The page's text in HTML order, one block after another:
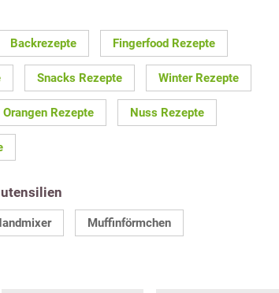
Backrezepte Fingerfood Rezepte
Snacks Rezepte Winter Rezepte
Orangen Rezepte Nuss Rezepte
Muffinförmchen